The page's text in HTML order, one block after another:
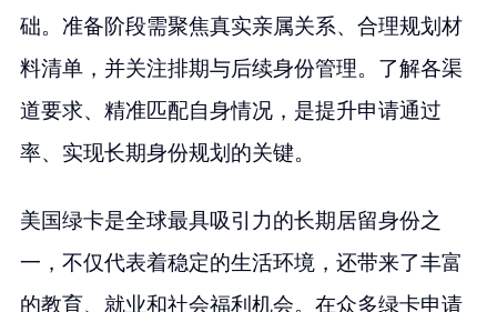
础。准备阶段需聚焦真实亲属关系、合理规划材
料清单，并关注排期与后续身份管理。了解各渠
道要求、精准匹配自身情况，是提升申请通过
率、实现长期身份规划的关键。
美国绿卡是全球最具吸引力的长期居留身份之
一，不仅代表着稳定的生活环境，还带来了丰富
的教育、就业和社会福利机会。在众多绿卡申请